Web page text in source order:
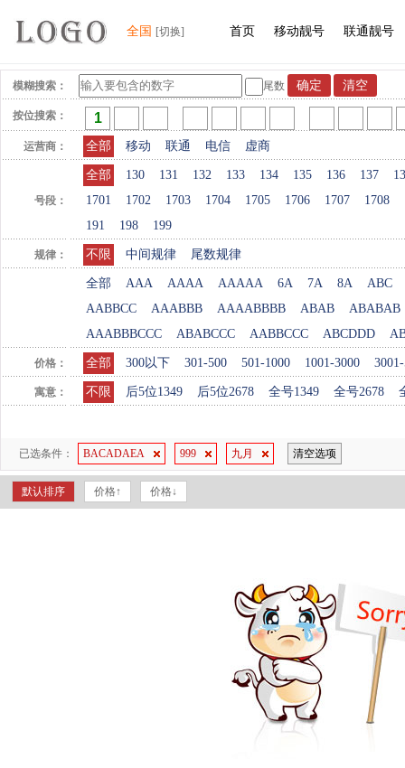
全国 [切换] 首页 移动靓号 联通靓号
模糊搜索： 尾数
按位搜索：
运营商： 全部 移动 联通 电信 虚商
号段：
全部 130 131 132 133 134 135 136 137
1701
1702 1703 1704 1705 1706 1707 1708
191
198 199
规律： 不限 中间规律 尾数规律
全部 AAA AAAA AAAAA 6A 7A 8A
ABC
AABBCC
AAABBB AAAABBBB ABAB
ABABAB
AAABBBCCC
ABABCCC AABBCCC ABCDDD
价格： 全部 300以下 301-500 501-1000 1001-3000
寓意： 不限 后5位1349 后5位2678 全号1349 全号2678
已选条件： BACADAEA 999 九月 清空选项
默认排序 价格↑ 价格↓